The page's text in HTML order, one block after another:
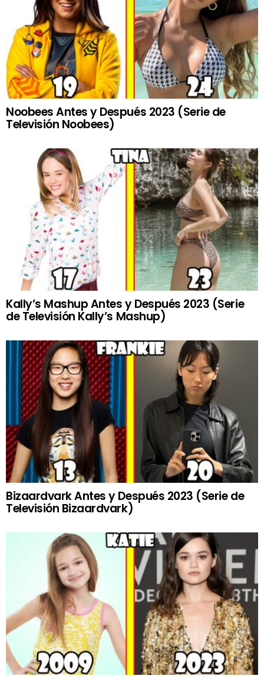
Noobees Antes y Después 2023 (Serie de
Televisión Noobees)
Kally’s Mashup Antes y Después 2023 (Serie
de Televisión Kally’s Mashup)
Bizaardvark Antes y Después 2023 (Serie de
Televisión Bizaardvark)